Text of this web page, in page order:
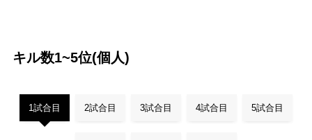
キル数1~5位(個人)
1試合目 2試合目 3試合目 4試合目 5試合目